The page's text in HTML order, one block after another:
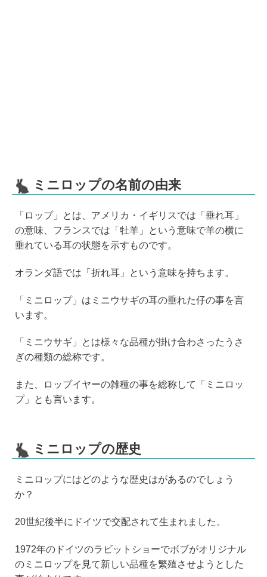
ミニロップの名前の由来
「ロップ」とは、アメリカ・イギリスでは「垂れ耳」
の意味、フランスでは「牡羊」という意味で羊の横に
垂れている耳の状態を示すものです。
オランダ語では「折れ耳」という意味を持ちます。
「ミニロップ」はミニウサギの耳の垂れた仔の事を言
います。
「ミニウサギ」とは様々な品種が掛け合わさったうさ
ぎの種類の総称です。
また、ロップイヤーの雑種の事を総称して「ミニロッ
プ」とも言います。
ミニロップの歴史
ミニロップにはどのような歴史はがあるのでしょう
か？
20世紀後半にドイツで交配されて生まれました。
1972年のドイツのラビットショーでボブがオリジナル
のミニロップを見て新しい品種を繁殖させようとした